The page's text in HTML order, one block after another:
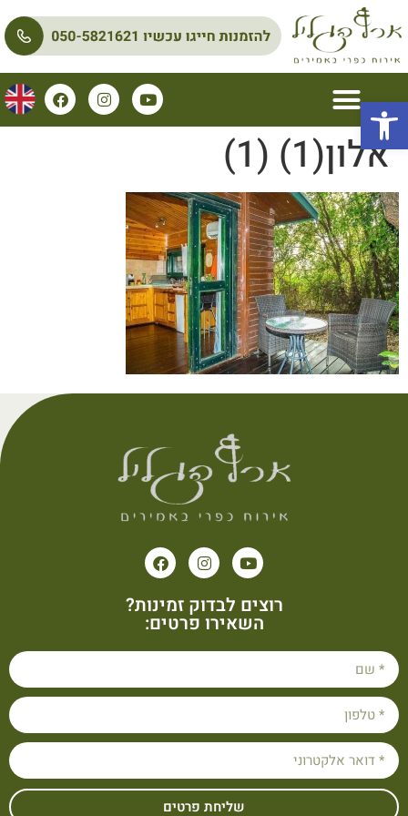
פתח סרגל נגישות
אלון(1) (1)
רוצים לבדוק זמינות?
השאירו פרטים:
שליחת פרטים